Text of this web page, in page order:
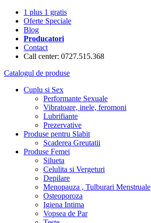
1 plus 1 gratis
Oferte Speciale
Blog
Producatori
Contact
Call center: 0727.515.368
Catalogul de produse
Cuplu si Sex
Performante Sexuale
Vibratoare, inele, feromoni
Lubrifiante
Prezervative
Produse pentru Slabit
Scaderea Greutatii
Produse Femei
Silueta
Celulita si Vergeturi
Depilare
Menopauza , Tulburari Menstruale
Osteoporoza
Igiena Intima
Vopsea de Par